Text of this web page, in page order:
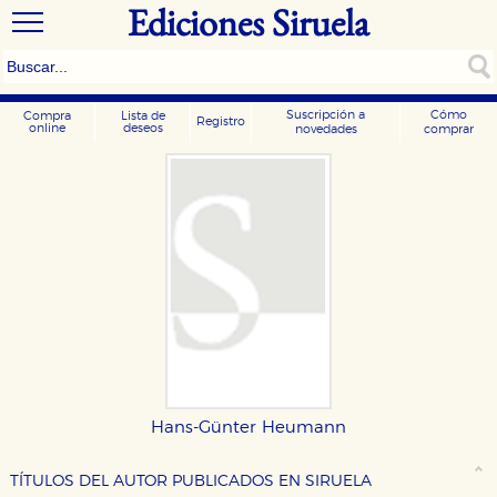
Ediciones Siruela
Compra
online
Lista de
deseos
Registro
Suscripción a
novedades
Cómo
comprar
Hans-Günter Heumann
TÍTULOS DEL AUTOR PUBLICADOS EN SIRUELA
CONFIGURACIÓN DE COOKIES
HABILITAR TODO RECHAZAR TODO